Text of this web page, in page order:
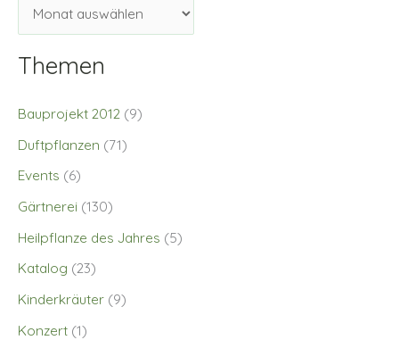
Themen
Bauprojekt 2012 (9)
Duftpflanzen (71)
Events (6)
Gärtnerei (130)
Heilpflanze des Jahres (5)
Katalog (23)
Kinderkräuter (9)
Konzert (1)